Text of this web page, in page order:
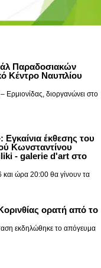
Παραδοσιακών
Κέντρο Ναυπλίου
Ερμιονίδας, διοργανώνει στο
έκθεσης του
Κωνσταντίνου
- galerie d'art στο
ώρα 20:00 θα γίνουν τα
ορατή από το
εκδηλώθηκε το απόγευμα